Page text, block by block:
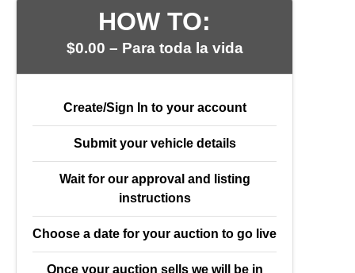
HOW TO:
$0.00 – Para toda la vida
Create/Sign In to your account
Submit your vehicle details
Wait for our approval and listing
instructions
Choose a date for your auction to go live
Once your auction sells we will be in